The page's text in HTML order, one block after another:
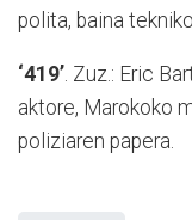
polita, baina
‘419’. Zuz.: Eric
aktore, Marokoko
poliziaren papera.